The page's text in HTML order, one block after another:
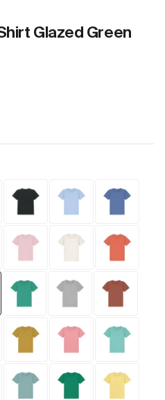
Glazed Green